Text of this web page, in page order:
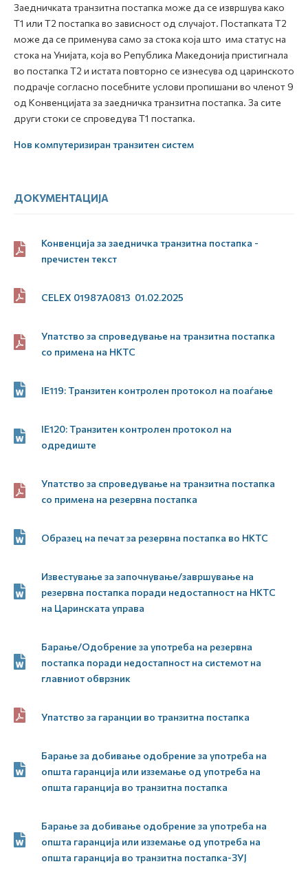
Заедничката транзитна постапка може да се извршува како
Т1 или Т2 постапка во зависност од случајот. Постапката Т2
може да се применува само за стока која што има статус на
стока на Унијата, која во Република Македонија пристигнала
во постапка Т2 и истата повторно се изнесува од царинското
подрачје согласно посебните услови пропишани во членот 9
од Конвенцијата за заедничка транзитна постапка. За сите
други стоки се спроведува Т1 постапка.
Нов компутеризиран транзитен систем
ДОКУМЕНТАЦИЈА
Конвенција за заедничка транзитна постапка -
пречистен текст
CELEX 01987A0813 01.02.2025
Упатство за спроведување на транзитна постапка
со примена на НКТС
IE119: Tранзитен контролен протокол на поаѓање
IE120: Tранзитен контролен протокол на
одредиште
Упатство за спроведување на транзитна постапка
со примена на резервна постапка
Образец на печат за резервна постапка во НКТС
Известување за започнување/завршување на
резервна постапка поради недостапност на НКТС
на Царинската управа
Барање/Одобрение за употреба на резервна
постапка поради недостапност на системот на
главниот обврзник
Упатство за гаранции во транзитна постапка
Барање за добивање одобрение за употреба на
општа гаранција или изземање од употреба на
општа гаранција во транзитна постапка
Барање за добивање одобрение за употреба на
општа гаранција или изземање од употреба на
општа гаранција во транзитна постапка-ЗУЈ